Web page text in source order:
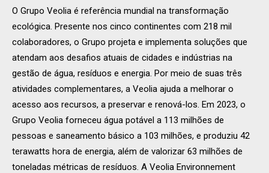
O Grupo Veolia é referência mundial na transformação
ecológica. Presente nos cinco continentes com 218 mil
colaboradores, o Grupo projeta e implementa soluções que
atendam aos desafios atuais de cidades e indústrias na
gestão de água, resíduos e energia. Por meio de suas três
atividades complementares, a Veolia ajuda a melhorar o
acesso aos recursos, a preservar e renová-los. Em 2023, o
Grupo Veolia forneceu água potável a 113 milhões de
pessoas e saneamento básico a 103 milhões, e produziu 42
terawatts hora de energia, além de valorizar 63 milhões de
toneladas métricas de resíduos. A Veolia Environnement